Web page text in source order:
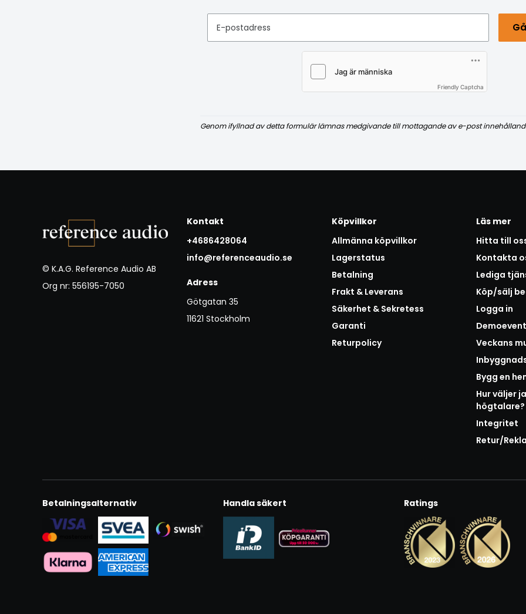
E-postadress
Friendly Captcha
Genom ifyllnad av detta formulär lämnas medgivande till mottagande av e-post
© K.A.G. Reference Audio AB
Org nr: 556195-7050
Kontakt
+4686428064
info@referenceaudio.se
Adress
Götgatan 35
11621 Stockholm
Köpvillkor
Allmänna köpvillkor
Lagerstatus
Betalning
Frakt & Leverans
Säkerhet & Sekretess
Garanti
Returpolicy
Läs mer
Hitta till
Kontakta
Lediga
Köp/sälj
Logga in
Demoevent
Veckans
Bygg en
Hur väljer
högtalare?
Integritet
Retur/
Betalningsalternativ Handla säkert Ratings